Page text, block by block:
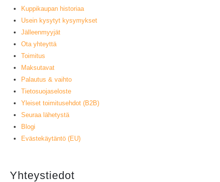
Kuppikaupan historiaa
Usein kysytyt kysymykset
Jälleenmyyjät
Ota yhteyttä
Toimitus
Maksutavat
Palautus & vaihto
Tietosuojaseloste
Yleiset toimitusehdot (B2B)
Seuraa lähetystä
Blogi
Evästekäytäntö (EU)
Yhteystiedot